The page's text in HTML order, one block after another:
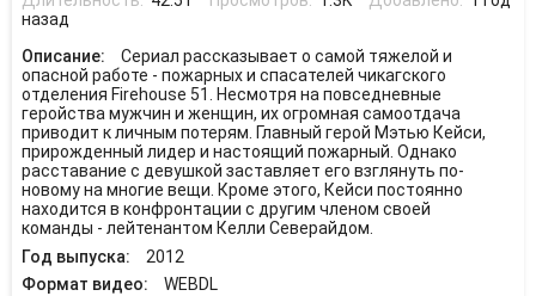
назад
Описание:
Сериал рассказывает о самой тяжелой и
опасной работе - пожарных и спасателей чикагского
отделения Firehouse 51. Несмотря на повседневные
геройства мужчин и женщин, их огромная самоотдача
приводит к личным потерям. Главный герой Мэтью Кейси,
прирожденный лидер и настоящий пожарный. Однако
расставание с девушкой заставляет его взглянуть по-
новому на многие вещи. Кроме этого, Кейси постоянно
находится в конфронтации с другим членом своей
команды - лейтенантом Келли Северайдом.
Год выпуска:
2012
Формат видео:
WEBDL